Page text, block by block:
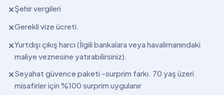
✕Şehir vergileri
✕Gerekli vize ücreti.
✕Yurtdışı çıkış harcı (İlgili bankalara veya havalimanındaki
maliye veznesine yatırabilirsiniz).
✕Seyahat güvence paketi -surprim farkı. 70 yaş üzeri
misafirler için %100 surprim uygulanır